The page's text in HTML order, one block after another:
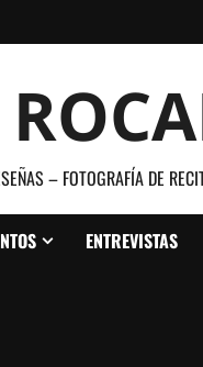
– FOTOGRAFÍA DE
ENTREVISTAS